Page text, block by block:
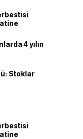
4 yılın
Stoklar